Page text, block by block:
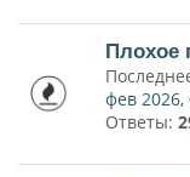
Плохое
фев 2026,
Ответы: